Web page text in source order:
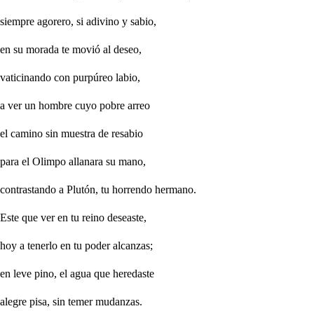
siempre agorero, si adivino y sabio,
en su morada te movió al deseo,
vaticinando con purpúreo labio,
a ver un hombre cuyo pobre arreo
el camino sin muestra de resabio
para el Olimpo allanara su mano,
contrastando a Plutón, tu horrendo hermano.
Este que ver en tu reino deseaste,
hoy a tenerlo en tu poder alcanzas;
en leve pino, el agua que heredaste
alegre pisa, sin temer mudanzas.